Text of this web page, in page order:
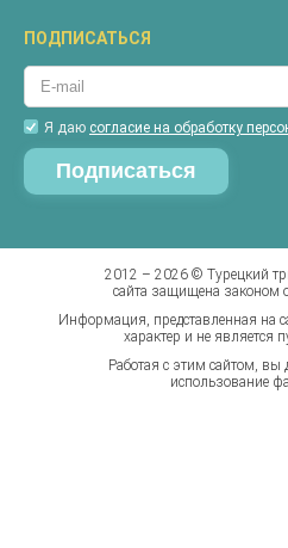
Майки
Пижамы
Футболки
Халаты
Шорты
Бренды
Акции
Контакты
Гарантия
Вопросы и ответы
Таблица размеров соответствия
ПОДПИСАТЬСЯ
Я даю согласие на обработку
2012 – 2026 © Турецкий
сайта защищена законом
Информация, представленная на
характер и не является
Работая с этим сайтом, вы
использование